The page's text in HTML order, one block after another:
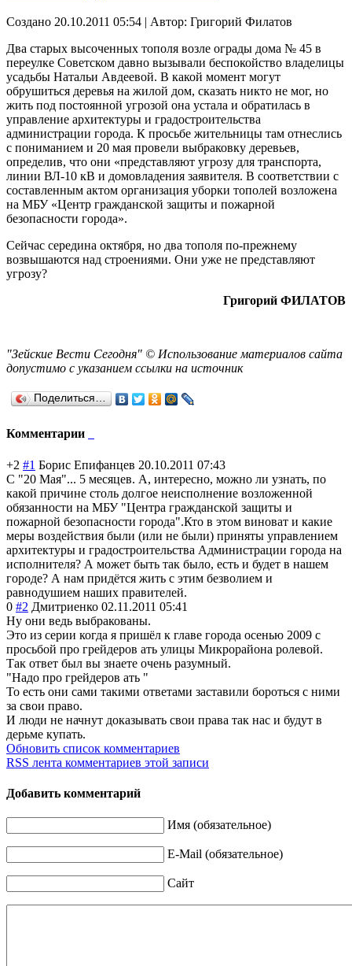
Создано 20.10.2011 05:54 | Автор: Григорий Филатов
Два старых высоченных тополя возле ограды дома № 45 в
переулке Советском давно вызывали беспокойство владелицы
усадьбы Натальи Авдеевой. В какой момент могут
обрушиться деревья на жилой дом, сказать никто не мог, но
жить под постоянной угрозой она устала и обратилась в
управление архитектуры и градостроительства
администрации города. К просьбе жительницы там отнеслись
с пониманием и 20 мая провели выбраковку деревьев,
определив, что они «представляют угрозу для транспорта,
линии ВЛ-10 кВ и домовладения заявителя. В соответствии с
составленным актом организация уборки тополей возложена
на МБУ «Центр гражданской защиты и пожарной
безопасности города».
Сейчас середина октября, но два тополя по-прежнему
возвышаются над строениями. Они уже не представляют
угрозу?
Григорий ФИЛАТОВ
"Зейские Вести Сегодня" © Использование материалов сайта
допустимо с указанием ссылки на источник
Поделиться…
Комментарии
+2 #1 Борис Епифанцев 20.10.2011 07:43
С "20 Мая"... 5 месяцев. А, интересно, можно ли узнать, по
какой причине столь долгое неисполнение возложенной
обязанности на МБУ "Центра гражданской защиты и
пожарной безопасности города".Кто в этом виноват и какие
меры воздействия были (или не были) приняты управлением
архитектуры и градостроительства Администрации города на
исполнителя? А может быть так было, есть и будет в нашем
городе? А нам придётся жить с этим безволием и
равнодушием наших правителей.
0 #2 Дмитриенко 02.11.2011 05:41
Ну они ведь выбракованы.
Это из серии когда я пришёл к главе города осенью 2009 с
просьбой про грейдеров ать улицы Микрорайона ролевой.
Так ответ был вы знаете очень разумный.
"Надо про грейдеров ать "
То есть они сами такими ответами заставили бороться с ними
за свои право.
И люди не начнут доказывать свои права так нас и будут в
дерьме купать.
Обновить список комментариев
RSS лента комментариев этой записи
Добавить комментарий
Имя (обязательное)
E-Mail (обязательное)
Сайт